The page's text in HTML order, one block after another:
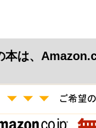
本は、